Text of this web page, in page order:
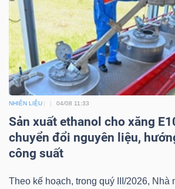
NHIÊN LIỆU 04/08 11:33
Sản xuất ethanol cho xăng
chuyển đổi nguyên liệu,
công suất
Theo kế hoạch, trong quý III/2026, Nhà